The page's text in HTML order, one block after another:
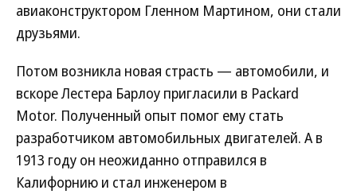
авиаконструктором Гленном Мартином, они стали
друзьями.
Потом возникла новая страсть — автомобили, и
вскоре Лестера Барлоу пригласили в Packard
Motor. Полученный опыт помог ему стать
разработчиком автомобильных двигателей. А в
1913 году он неожиданно отправился в
Калифорнию и стал инженером в